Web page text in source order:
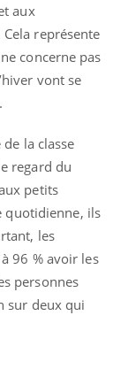
aux
représente
concerne pas
vont se
la classe
regard du
petits
quotidienne, ils
les
96 % avoir les
personnes
sur deux qui